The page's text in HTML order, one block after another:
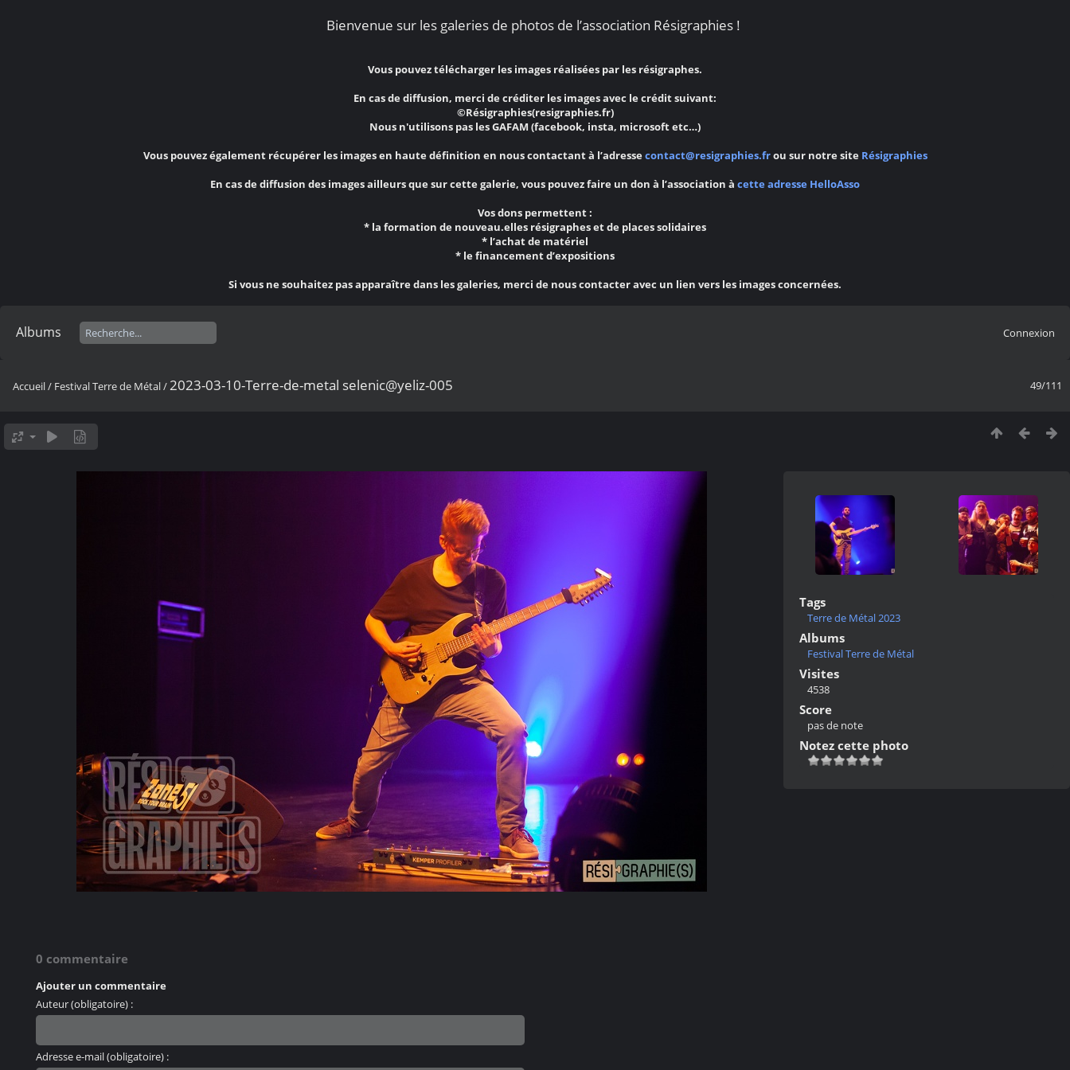
Bienvenue sur les galeries de photos de l’association Résigraphies !
Vous pouvez télécharger les images réalisées par les résigraphes.
En cas de diffusion, merci de créditer les images avec le crédit suivant:
©Résigraphies(resigraphies.fr)
Nous n'utilisons pas les GAFAM (facebook, insta, microsoft etc…)
Vous pouvez également récupérer les images en haute définition en nous contactant à l’adresse contact@resigraphies.frou sur notre site Résigraphies
En cas de diffusion des images ailleurs que sur cette galerie, vous pouvez faire un don à l’association à cette adresse HelloAsso
Vos dons permettent :
* la formation de nouveau.elles résigraphes et de places solidaires
* l’achat de matériel
* le financement d’expositions
Si vous ne souhaitez pas apparaître dans les galeries, merci de nous contacter avec un lien vers les images concernées.
Albums Connexion
49/111
Accueil/ Festival Terre de Métal/ 2023-03-10-Terre-de-metal selenic@yeliz-005
Tags
Terre de Métal 2023
Albums
Festival Terre de Métal
Visites
4538
Score
pas de note
Notez cette photo
0 commentaire
Ajouter un commentaire
Auteur (obligatoire) :
Adresse e-mail (obligatoire) :